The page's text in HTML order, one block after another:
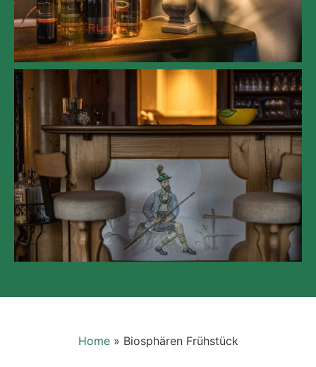
Home» Biosphären Frühstück